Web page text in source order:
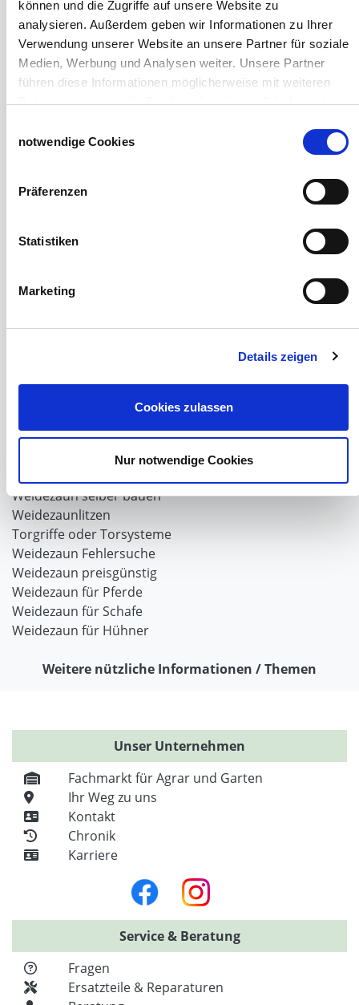
können und die Zugriffe auf unsere Website zu
analysieren. Außerdem geben wir Informationen zu Ihrer
Verwendung unserer Website an unsere Partner für soziale
Medien, Werbung und Analysen weiter. Unsere Partner
führen diese Informationen möglicherweise mit weiteren
Daten zusammen, die Sie ihnen bereitgestellt haben oder
haben.
notwendige Cookies
Präferenzen
Statistiken
Marketing
Details zeigen
Cookies zulassen
Nur notwendige Cookies
Hofbedarf
Schiebetorsets
Winter und Landwirtschaft
Windschutz Schiebetor
Windschutznetz für Pferdestall
FAQ Schiebetorbau
Schiebetorrollen
Laufschiene und Rollapparate Typ 30
Laufschiene und Rollapparate Typ 50
Viehzucht
Laufschienen
Weidezaun für Rinder
Weidezaun selber bauen
Weidezaunlitzen
Torgriffe oder Torsysteme
Weidezaun Fehlersuche
Weidezaun preisgünstig
Weidezaun für Pferde
Weidezaun für Schafe
Weidezaun für Hühner
Weitere nützliche Informationen / Themen
Unser Unternehmen
Fachmarkt für Agrar und Garten
Ihr Weg zu uns
Kontakt
Chronik
Karriere
Service & Beratung
Fragen
Ersatzteile & Reparaturen